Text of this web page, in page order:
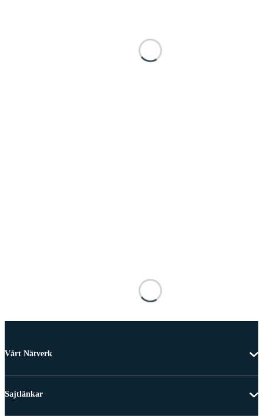
Vårt Nätverk
Sajtlänkar